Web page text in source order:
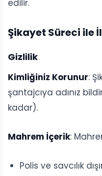
edilir.
Şikayet Süreci ile
Gizlilik
Kimliğiniz Korunur:
şantajcıya adınız
kadar).
Mahrem İçerik:
Polis ve savcılık